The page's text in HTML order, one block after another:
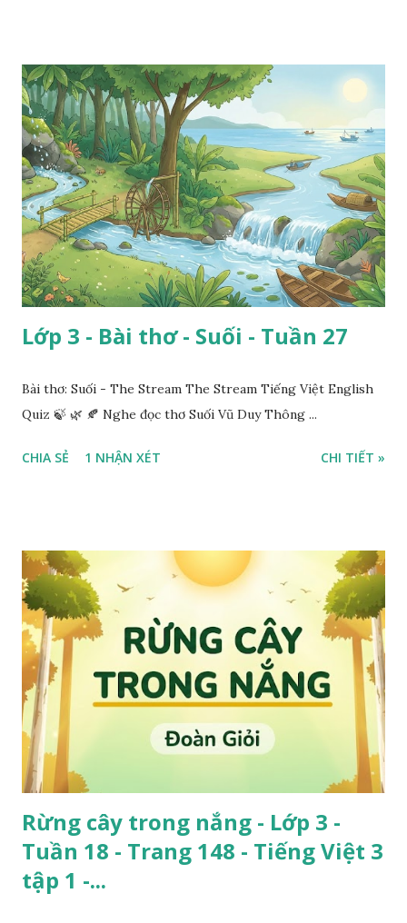
Lớp 3 - Bài thơ - Suối - Tuần 27
Bài thơ: Suối - The Stream The Stream Tiếng Việt English
Quiz 🍃 🌿 🍂 Nghe đọc thơ Suối Vũ Duy Thông ...
CHIA SẺ 1 NHẬN XÉT CHI TIẾT »
Rừng cây trong nắng - Lớp 3 -
Tuần 18 - Trang 148 - Tiếng Việt 3
tập 1 -...